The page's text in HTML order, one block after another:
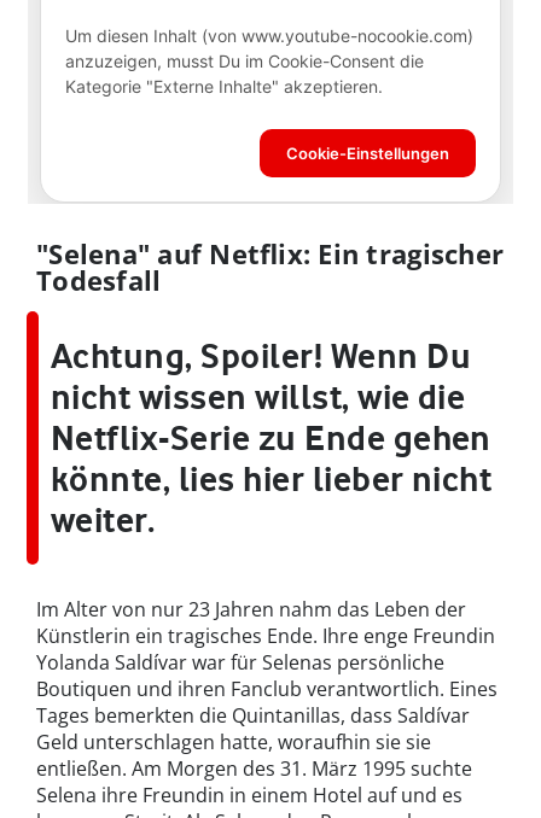
"Selena" auf Netflix: Ein tragischer
Todesfall
Achtung, Spoiler! Wenn Du
nicht wissen willst, wie die
Netflix-Serie zu Ende gehen
könnte, lies hier lieber nicht
weiter.
Im Alter von nur 23 Jahren nahm das Leben der
Künstlerin ein tragisches Ende. Ihre enge Freundin
Yolanda Saldívar war für Selenas persönliche
Boutiquen und ihren Fanclub verantwortlich. Eines
Tages bemerkten die Quintanillas, dass Saldívar
Geld unterschlagen hatte, woraufhin sie sie
entließen. Am Morgen des 31. März 1995 suchte
Selena ihre Freundin in einem Hotel auf und es